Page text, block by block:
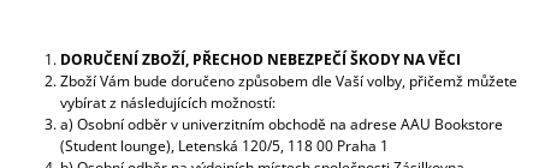
DORUČENÍ ZBOŽÍ, PŘECHOD NEBEZPEČÍ ŠKODY NA VĚCI
Zboží Vám bude doručeno způsobem dle Vaší volby, přičemž můžete
vybírat z následujících možností:
a) Osobní odběr v univerzitním obchodě na adrese AAU Bookstore
(Student lounge), Letenská 120/5, 118 00 Praha 1